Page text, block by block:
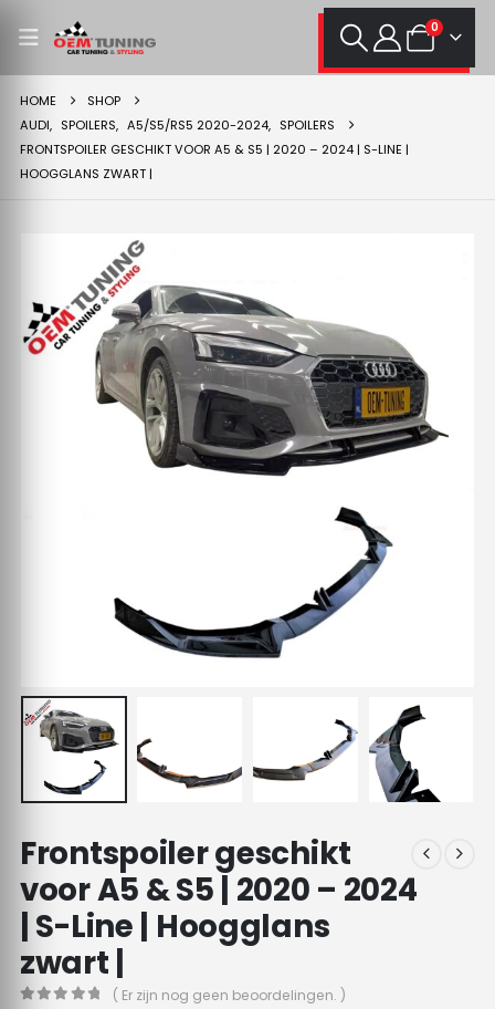
0
HOME
SHOP
AUDI, SPOILERS, A5/S5/RS5 2020-2024, SPOILERS
FRONTSPOILER GESCHIKT VOOR A5 & S5 | 2020 – 2024 | S-LINE |
HOOGGLANS ZWART |
Frontspoiler geschikt
voor A5 & S5 | 2020 – 2024
| S-Line | Hoogglans
zwart |
( Er zijn nog geen beoordelingen. )